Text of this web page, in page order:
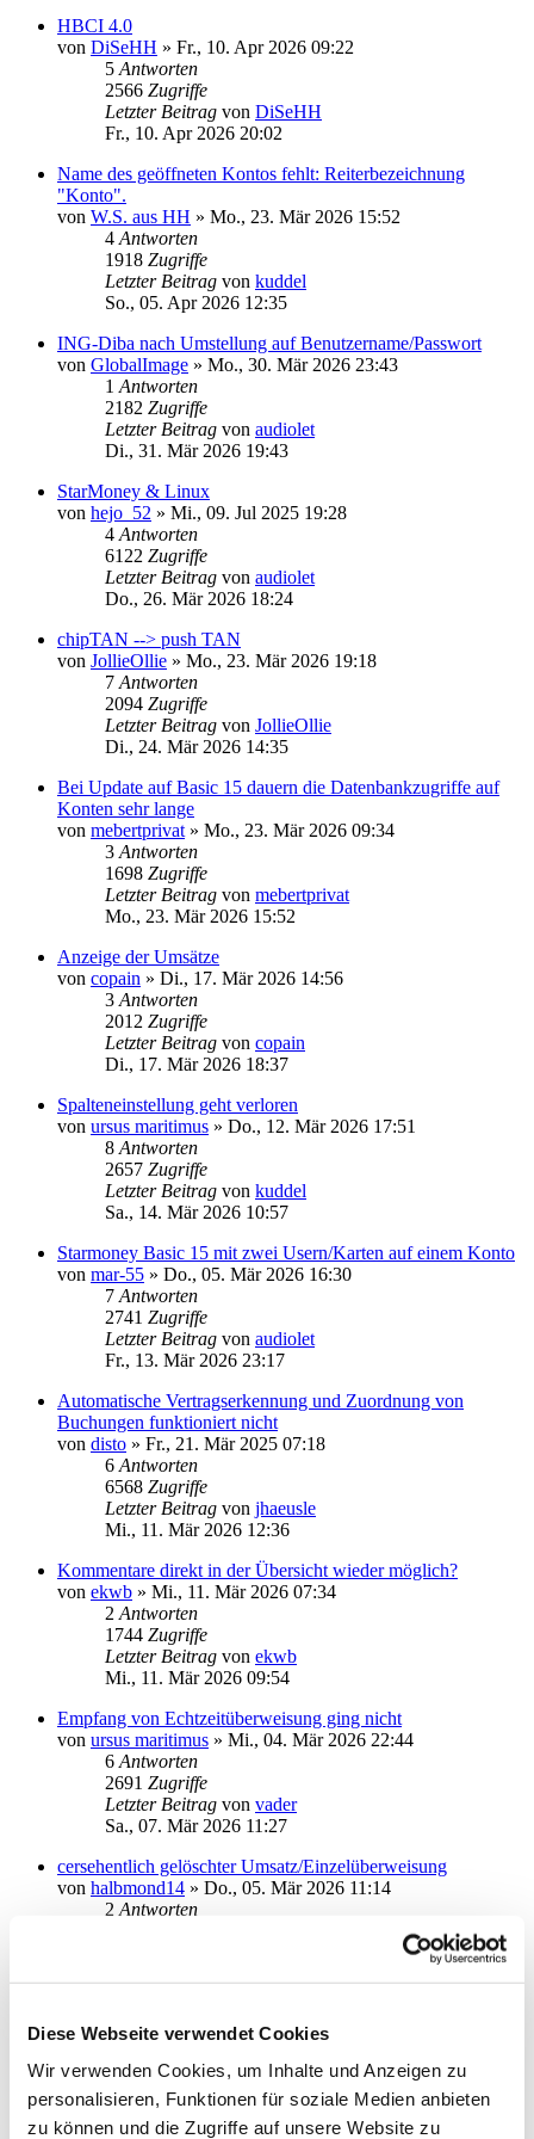
Diese Webseite verwendet Cookies
Wir verwenden Cookies, um Inhalte und Anzeigen zu
personalisieren, Funktionen für soziale Medien anbieten
zu können und die Zugriffe auf unsere Website zu
HBCI 4.0
von DiSeHH » Fr., 10. Apr 2026 09:22
5 Antworten
2566 Zugriffe
Letzter Beitrag von DiSeHH
Fr., 10. Apr 2026 20:02
Name des geöffneten Kontos fehlt: Reiterbezeichnung
"Konto".
von W.S. aus HH » Mo., 23. Mär 2026 15:52
4 Antworten
1918 Zugriffe
Letzter Beitrag von kuddel
So., 05. Apr 2026 12:35
ING-Diba nach Umstellung auf Benutzername/Passwort
von GlobalImage » Mo., 30. Mär 2026 23:43
1 Antworten
2182 Zugriffe
Letzter Beitrag von audiolet
Di., 31. Mär 2026 19:43
StarMoney & Linux
von hejo_52 » Mi., 09. Jul 2025 19:28
4 Antworten
6122 Zugriffe
Letzter Beitrag von audiolet
Do., 26. Mär 2026 18:24
chipTAN --> push TAN
von JollieOllie » Mo., 23. Mär 2026 19:18
7 Antworten
2094 Zugriffe
Letzter Beitrag von JollieOllie
Di., 24. Mär 2026 14:35
Bei Update auf Basic 15 dauern die Datenbankzugriffe auf
Konten sehr lange
von mebertprivat » Mo., 23. Mär 2026 09:34
3 Antworten
1698 Zugriffe
Letzter Beitrag von mebertprivat
Mo., 23. Mär 2026 15:52
Anzeige der Umsätze
von copain » Di., 17. Mär 2026 14:56
3 Antworten
2012 Zugriffe
Letzter Beitrag von copain
Di., 17. Mär 2026 18:37
Spalteneinstellung geht verloren
von ursus maritimus » Do., 12. Mär 2026 17:51
8 Antworten
2657 Zugriffe
Letzter Beitrag von kuddel
Sa., 14. Mär 2026 10:57
Starmoney Basic 15 mit zwei Usern/Karten auf einem Konto
von mar-55 » Do., 05. Mär 2026 16:30
7 Antworten
2741 Zugriffe
Letzter Beitrag von audiolet
Fr., 13. Mär 2026 23:17
Automatische Vertragserkennung und Zuordnung von
Buchungen funktioniert nicht
von disto » Fr., 21. Mär 2025 07:18
6 Antworten
6568 Zugriffe
Letzter Beitrag von jhaeusle
Mi., 11. Mär 2026 12:36
Kommentare direkt in der Übersicht wieder möglich?
von ekwb » Mi., 11. Mär 2026 07:34
2 Antworten
1744 Zugriffe
Letzter Beitrag von ekwb
Mi., 11. Mär 2026 09:54
Empfang von Echtzeitüberweisung ging nicht
von ursus maritimus » Mi., 04. Mär 2026 22:44
6 Antworten
2691 Zugriffe
Letzter Beitrag von vader
Sa., 07. Mär 2026 11:27
cersehentlich gelöschter Umsatz/Einzelüberweisung
von halbmond14 » Do., 05. Mär 2026 11:14
2 Antworten
vonSusanne12»Do., 29. Jan 2026 12:30
2510Zugriffe
Letzter BeitragvonKaterMikesch
Mo., 02. Mär 2026 13:11